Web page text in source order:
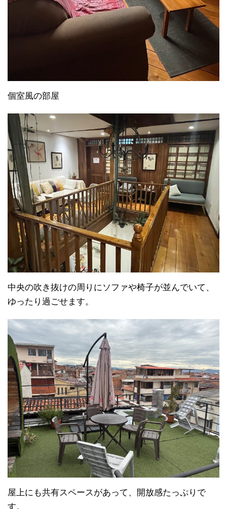
個室風の部屋
中央の吹き抜けの周りにソファや椅子が並んでいて、
ゆったり過ごせます。
屋上にも共有スペースがあって、開放感たっぷりで
す。